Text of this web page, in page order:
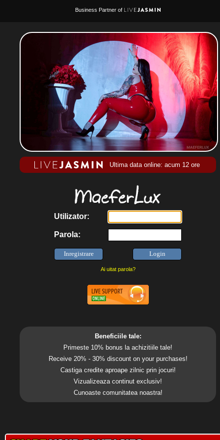
Business Partner of
Ultima data online: acum 12 ore
Utilizator:
Parola:
Ai uitat parola?
Beneficiile tale:
Primeste 10% bonus la achizitiile tale!
Receive 20% - 30% discount on your purchases!
Castiga credite aproape zilnic prin jocuri!
Vizualizeaza continut exclusiv!
Cunoaste comunitatea noastra!